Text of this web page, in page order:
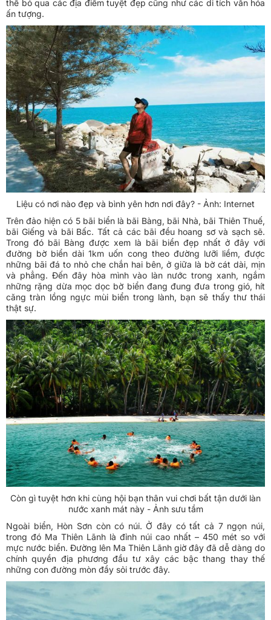
thể bỏ qua các địa điểm tuyệt đẹp cũng như các di tích văn hóa
ấn tượng.
Liệu có nơi nào đẹp và bình yên hơn nơi đây? - Ảnh: Internet
Trên đảo hiện có 5 bãi biển là bãi Bàng, bãi Nhà, bãi Thiên Thuế,
bãi Giếng và bãi Bấc. Tất cả các bãi đều hoang sơ và sạch sẽ.
Trong đó bãi Bàng được xem là bãi biển đẹp nhất ở đây với
đường bờ biển dài 1km uốn cong theo đường lưỡi liềm, được
những bãi đá to nhỏ che chắn hai bên, ở giữa là bờ cát dài, mịn
và phẳng. Đến đây hòa mình vào làn nước trong xanh, ngắm
những rặng dừa mọc dọc bờ biển đang đung đưa trong gió, hít
căng tràn lồng ngực mùi biển trong lành, bạn sẽ thấy thư thái
thật sự.
Còn gì tuyệt hơn khi cùng hội bạn thân vui chơi bất tận dưới làn
nước xanh mát này - Ảnh sưu tầm
Ngoài biển, Hòn Sơn còn có núi. Ở đây có tất cả 7 ngọn núi,
trong đó Ma Thiên Lãnh là đỉnh núi cao nhất – 450 mét so với
mực nước biển. Đường lên Ma Thiên Lãnh giờ đây đã dễ dàng do
chính quyền địa phương đầu tư xây các bậc thang thay thế
những con đường mòn đầy sỏi trước đây.